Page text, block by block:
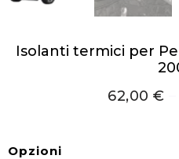
Isolanti termici per
62,00 €
Opzioni